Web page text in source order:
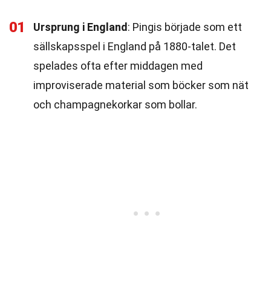
01 Ursprung i England : Pingis började som ett
sällskapsspel i England på 1880-talet. Det
spelades ofta efter middagen med
improviserade material som böcker som nät
och champagnekorkar som bollar.